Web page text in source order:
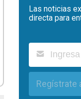
Las noticias
directa para
Regístrate